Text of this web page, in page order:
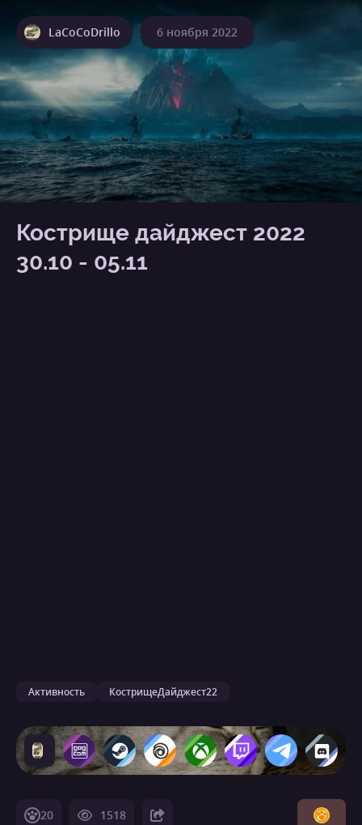
LaCoCoDrillo 6 ноября 2022
Кострище дайджест 2022
30.10 - 05.11
Активность КострищеДайджест22
LaCoCoDrillo
20 1518